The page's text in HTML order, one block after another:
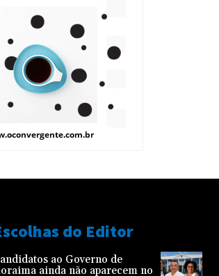
do Editor
ao Governo de
ainda não aparecem no